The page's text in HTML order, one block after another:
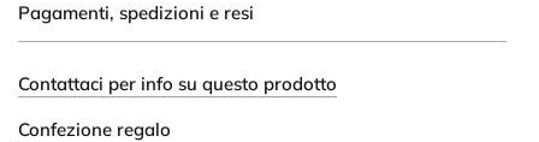
Pagamenti, spedizioni e resi
Contattaci per info su questo prodotto
Confezione regalo